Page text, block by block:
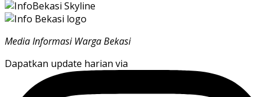
Media Informasi Warga Bekasi
Dapatkan update harian via